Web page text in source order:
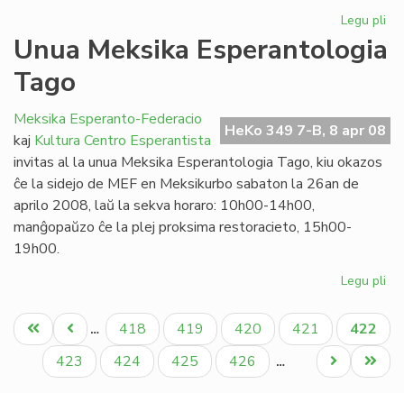
Legu pli
Unua Meksika Esperantologia
Tago
HeKo 349 7-B, 8 apr 08
Meksika Esperanto-Federacio
kaj Kultura Centro Esperantista
invitas al la unua Meksika Esperantologia Tago, kiu okazos
ĉe la sidejo de MEF en Meksikurbo sabaton la 26an de
aprilo 2008, laŭ la sekva horaro: 10h00-14h00,
manĝopaŭzo ĉe la plej proksima restoracieto, 15h00-
19h00.
Legu pli
Pagination
Unua
paĝo
Antaŭa
paĝo
… Paĝo
418 Paĝo
419 Paĝo
420 Paĝo
421
Aktuala
paĝo
422
Paĝo
423 Paĝo
424 Paĝo
425 Paĝo
426 …
Last
page
Next
page